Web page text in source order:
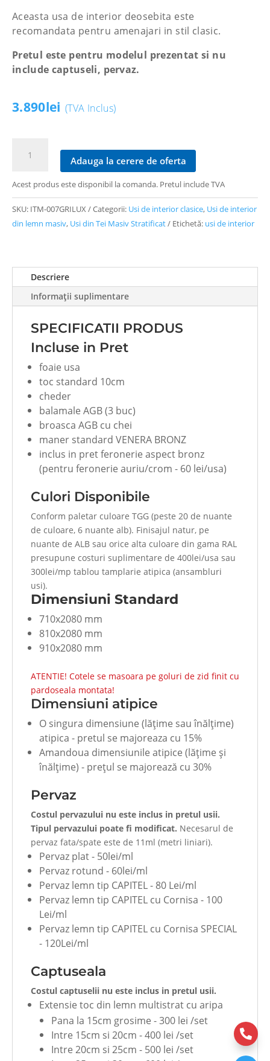
Aceasta usa de interior deosebita este
recomandata pentru amenajari in stil clasic.
Pretul este pentru modelul prezentat si nu
include captuseli, pervaz.
3.890lei (TVA Inclus)
model
Luxury,
finisaj
Gri
pervaz
Capitel
Cornisa
007GRILUX
Adauga la cerere de oferta
Acest produs este disponibil la comanda. Pretul include TVA
SKU: ITM-007GRILUX Categorii: Usi de interior clasice, Usi de interior
din lemn masiv, Usi din Tei Masiv Stratificat Etichetă: usi de interior
Descriere
Informații suplimentare
SPECIFICATII PRODUS
Incluse in Pret
foaie usa
toc standard 10cm
cheder
balamale AGB (3 buc)
broasca AGB cu chei
maner standard VENERA BRONZ
inclus in pret feronerie aspect bronz
(pentru feronerie auriu/crom - 60 lei/usa)
Culori Disponibile
Conform paletar culoare TGG (peste 20 de nuante
de culoare, 6 nuante alb). Finisajul natur, pe
nuante de ALB sau orice alta culoare din gama RAL
presupune costuri suplimentare de 400lei/usa sau
300lei/mp tablou tamplarie atipica (ansambluri
usi).
Dimensiuni Standard
710x2080 mm
810x2080 mm
910x2080 mm
ATENTIE! Cotele se masoara pe goluri de zid finit cu
pardoseala montata!
Dimensiuni atipice
O singura dimensiune (lăţime sau înălţime)
atipica - pretul se majoreaza cu 15%
Amandoua dimensiunile atipice (lăţime şi
înălţime) - preţul se majorează cu 30%
Pervaz
Costul pervazului nu este inclus in pretul usii.
Tipul pervazului poate fi modificat. Necesarul de
pervaz fata/spate este de 11ml (metri liniari).
Pervaz plat - 50lei/ml
Pervaz rotund - 60lei/ml
Pervaz lemn tip CAPITEL - 80 Lei/ml
Pervaz lemn tip CAPITEL cu Cornisa - 100
Lei/ml
Pervaz lemn tip CAPITEL cu Cornisa SPECIAL
- 120Lei/ml
Captuseala
Costul captuselii nu este inclus in pretul usii.
Extensie toc din lemn multistrat cu aripa
Pana la 15cm grosime - 300 lei /set
Intre 15cm si 20cm - 400 lei /set
Intre 20cm si 25cm - 500 lei /set
